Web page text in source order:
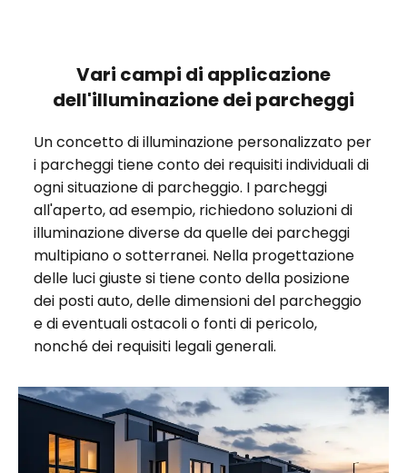
Vari campi di applicazione
dell'illuminazione dei parcheggi
Un concetto di illuminazione personalizzato per
i parcheggi tiene conto dei requisiti individuali di
ogni situazione di parcheggio. I parcheggi
all'aperto, ad esempio, richiedono soluzioni di
illuminazione diverse da quelle dei parcheggi
multipiano o sotterranei. Nella progettazione
delle luci giuste si tiene conto della posizione
dei posti auto, delle dimensioni del parcheggio
e di eventuali ostacoli o fonti di pericolo,
nonché dei requisiti legali generali.